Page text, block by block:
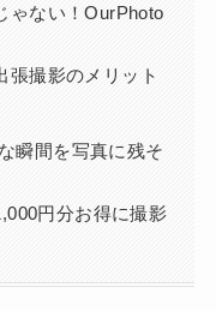
ゃない！OurPhoto
張撮影のメリット
瞬間を写真に残そ
円分お得に撮影